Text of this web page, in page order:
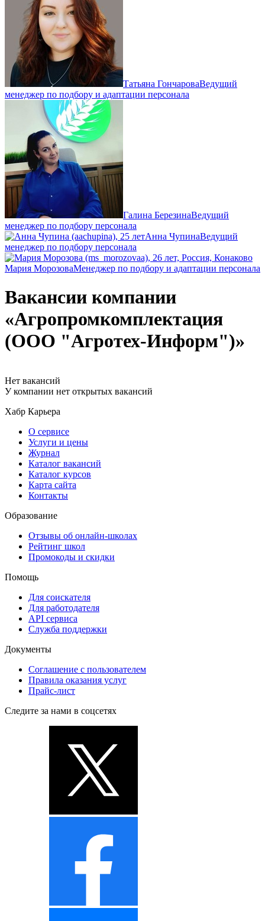
Татьяна ГончароваВедущий
менеджер по подбору и адаптации персонала
Галина БерезинаВедущий
менеджер по подбору персонала
Анна ЧупинаВедущий
менеджер по подбору персонала
Мария МорозоваМенеджер по подбору и адаптации персонала
Вакансии компании
«Агропромкомплектация
(ООО "Агротех-Информ")»
Нет вакансий
У компании нет открытых вакансий
Хабр Карьера
О сервисе
Услуги и цены
Журнал
Каталог вакансий
Каталог курсов
Карта сайта
Контакты
Образование
Отзывы об онлайн-школах
Рейтинг школ
Промокоды и скидки
Помощь
Для соискателя
Для работодателя
API сервиса
Служба поддержки
Документы
Соглашение с пользователем
Правила оказания услуг
Прайс-лист
Следите за нами в соцсетях